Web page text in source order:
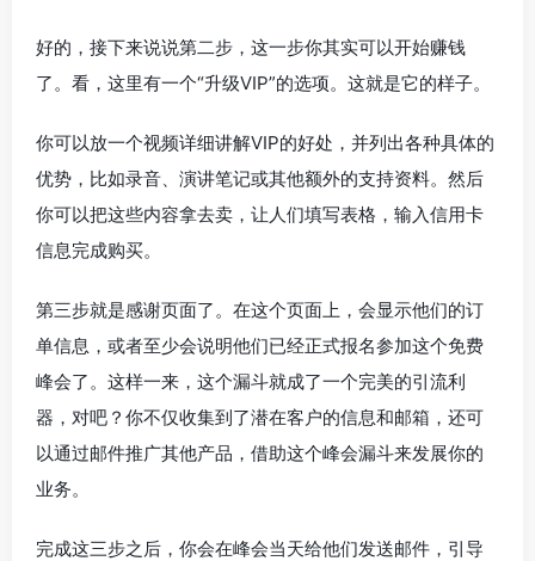
好的，接下来说说第二步，这一步你其实可以开始赚钱
了。看，这里有一个“升级VIP”的选项。这就是它的样子。
你可以放一个视频详细讲解VIP的好处，并列出各种具体的
优势，比如录音、演讲笔记或其他额外的支持资料。然后
你可以把这些内容拿去卖，让人们填写表格，输入信用卡
信息完成购买。
第三步就是感谢页面了。在这个页面上，会显示他们的订
单信息，或者至少会说明他们已经正式报名参加这个免费
峰会了。这样一来，这个漏斗就成了一个完美的引流利
器，对吧？你不仅收集到了潜在客户的信息和邮箱，还可
以通过邮件推广其他产品，借助这个峰会漏斗来发展你的
业务。
完成这三步之后，你会在峰会当天给他们发送邮件，引导